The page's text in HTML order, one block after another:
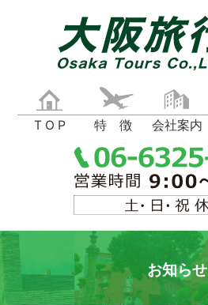
T O P 特 徴 会社案内
お知らせ